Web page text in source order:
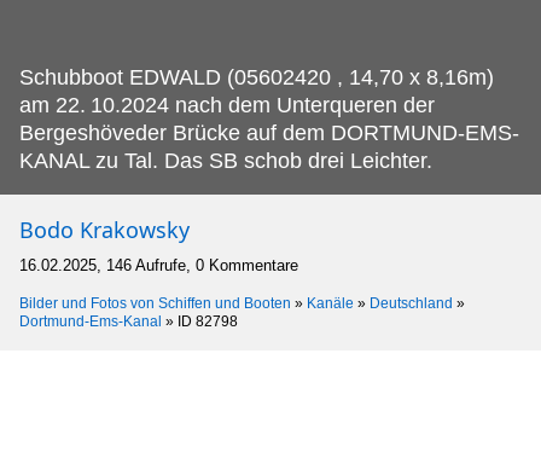
Schubboot EDWALD (05602420 , 14,70 x 8,16m)
am 22. 10.2024 nach dem Unterqueren der
Bergeshöveder Brücke auf dem DORTMUND-EMS-
KANAL zu Tal. Das SB schob drei Leichter.
Bodo Krakowsky
16.02.2025, 146 Aufrufe, 0 Kommentare
Bilder und Fotos von Schiffen und Booten » Kanäle » Deutschland »
Dortmund-Ems-Kanal » ID 82798